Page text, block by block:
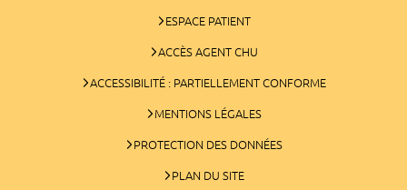
ESPACE PATIENT
ACCÈS AGENT CHU
ACCESSIBILITÉ : PARTIELLEMENT CONFORME
MENTIONS LÉGALES
PROTECTION DES DONNÉES
PLAN DU SITE